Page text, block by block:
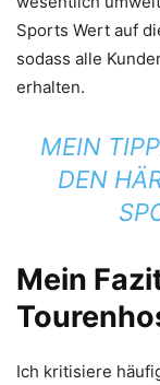
Sports Wert auf
sodass alle
erhalten.
MEIN
DEN
Mein
Ich kritisiere